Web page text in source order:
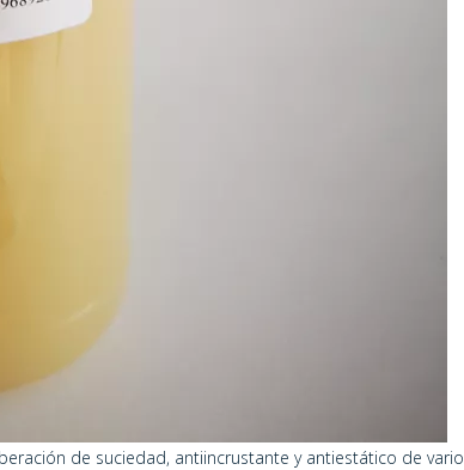
de suciedad, antiincrustante y antiestático de